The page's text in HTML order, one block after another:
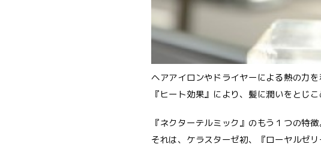
ヘアアイロンやドライヤーによる熱の力を
『ヒート効果』により、髪に潤いをとじこ
『ネクターテルミック』のもう１つの特徴
それは、ケラスターゼ初、『ローヤルゼリ